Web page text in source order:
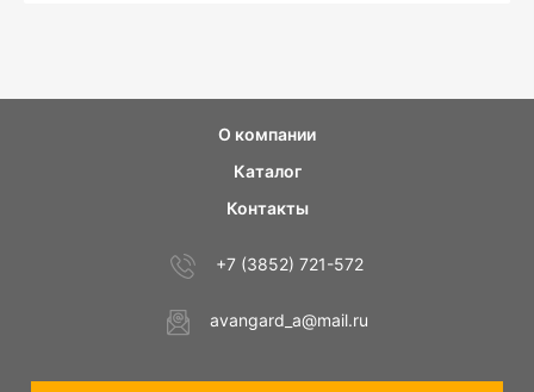
О компании
Каталог
Контакты
+7 (3852) 721-572
avangard_a@mail.ru